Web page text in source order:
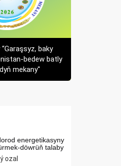
baky
bedew batly
mekany"
energetikasyny
döwrüň talaby
ozal